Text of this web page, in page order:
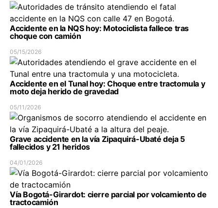
Accidente en la NQS hoy: Motociclista fallece tras
choque con camión
05/15/2026
Accidente en el Tunal hoy: Choque entre tractomula y
moto deja herido de gravedad
05/11/2026
Grave accidente en la vía Zipaquirá-Ubaté deja 5
fallecidos y 21 heridos
04/01/2026
Vía Bogotá-Girardot: cierre parcial por volcamiento de
tractocamión